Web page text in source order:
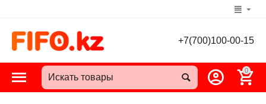
+7(700)100-00-15
0